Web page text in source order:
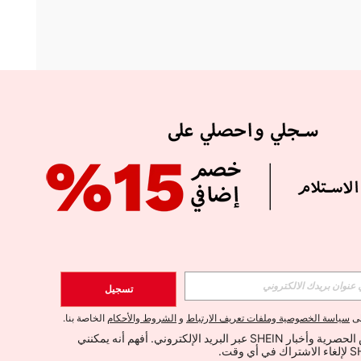
الإشتراك
اشتراك
تسجيل
سياسة الخصوصية وملفات تعريف الارتباط و الشروط والأحكام الخاصة بنا.
أود تلقي العروض الحصرية وأخبار SHEIN عبر البريد الإلكتروني. أفهم أنه يمكنني